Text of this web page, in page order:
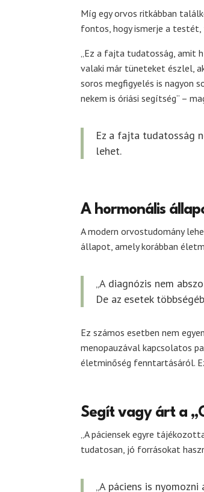
Míg egy orvos ritkábban
fontos, hogy ismerje a
„Ez a fajta tudatosság, amit
valaki már tüneteket észlel,
soros megfigyelés is nagyon
nekem is óriási segítség” –
Ez a fajta tudatosság
lehet.
A hormonális
A modern orvostudomány
állapot, amely korábban
„A diagnózis nem
De az esetek
Ez számos esetben nem
menopauzával kapcsolatos
életminőség fenntartásáról.
Segít vagy árt a
„A páciensek egyre
tudatosan, jó forrásokat
„A páciens is